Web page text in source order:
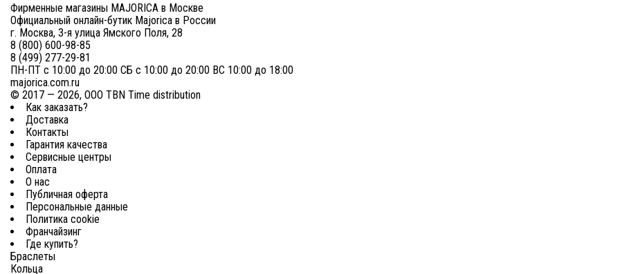
Фирменные магазины MAJORICA в Москве
Официальный онлайн-бутик Majorica в России
г. Москва, 3-я улица Ямского Поля, 28
8 (800) 600-98-85
8 (499) 277-29-81
ПН-ПТ с 10:00 до 20:00 СБ с 10:00 до 20:00 ВС 10:00 до 18:00
majorica.com.ru
© 2017 — 2026, ООО TBN Time distribution
Как заказать?
Доставка
Контакты
Гарантия качества
Сервисные центры
Оплата
О нас
Публичная оферта
Персональные данные
Политика cookie
Франчайзинг
Где купить?
Браслеты
Кольца